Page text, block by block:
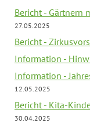
Bericht - Gärtnern
27.05.2025
Bericht -
Information -
Information -
12.05.2025
Bericht - Kita-
30.04.2025